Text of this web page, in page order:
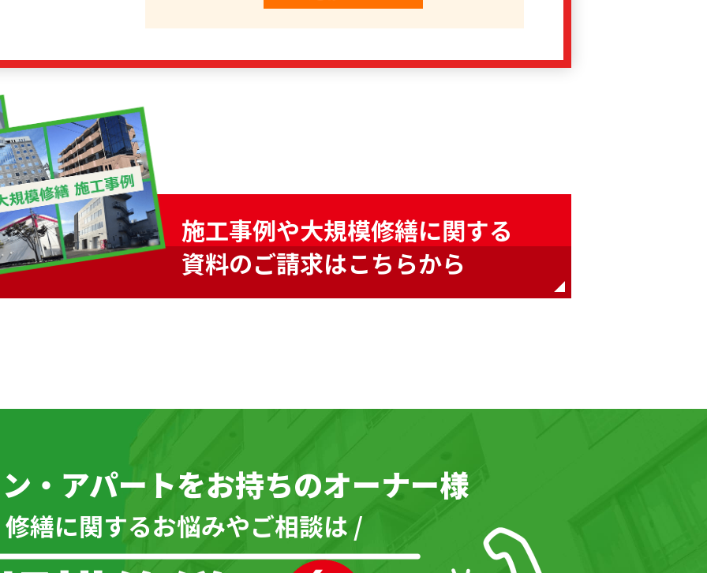
施工事例や大規模修繕に関する
資料のご請求はこちらから
・アパートをお持ちのオーナー様
繕に関するお悩みやご相談は /